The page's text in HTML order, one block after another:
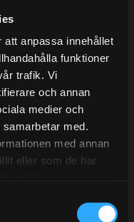
att anpassa innehållet
funktioner
trafik. Vi
och annan
medier och
med.
med annan
eller som de har